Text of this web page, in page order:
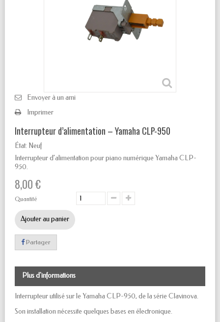
Envoyer à un ami
Imprimer
Interrupteur d’alimentation – Yamaha CLP-950
État: Neuf
Interrupteur d’alimentation pour piano numérique Yamaha CLP-
950.
8,00 €
Quantité
Ajouter au panier
Partager
Plus d'informations
Interrupteur utilisé sur le Yamaha CLP-950, de la série Clavinova.
Son installation nécessite quelques bases en électronique.